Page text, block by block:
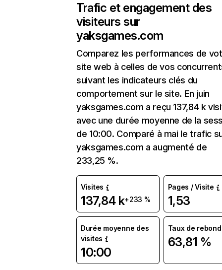
Trafic et engagement des
visiteurs sur
yaksgames.com
Comparez les performances de
site web à celles de vos
suivant les indicateurs clés du
comportement sur le site. En juin
yaksgames.com a reçu 137,84 k
avec une durée moyenne de la
de 10:00. Comparé à mai le trafic
yaksgames.com a augmenté de
233,25 %.
Visites
137,84 k+233 %
Pages / Visite
1,53
Durée moyenne des
visites
10:00
Taux de rebond
63,81 %